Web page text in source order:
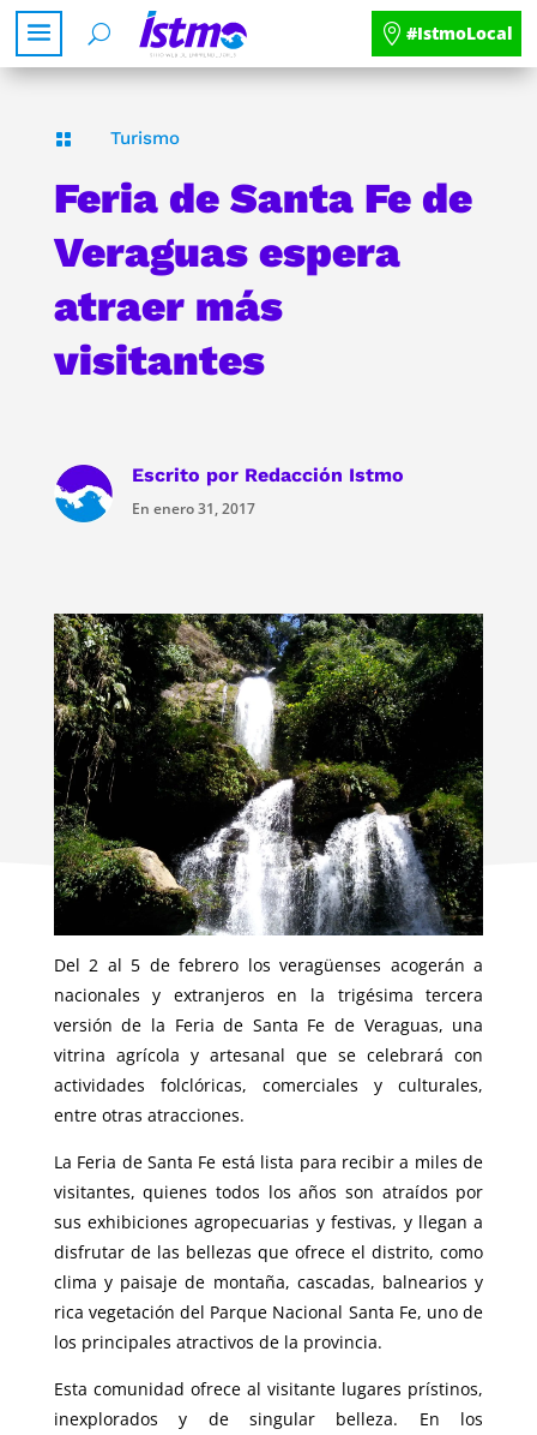
#IstmoLocal
 Turismo
Feria de Santa Fe de
Veraguas espera
atraer más
visitantes
Escrito por Redacción Istmo
En enero 31, 2017
Del 2 al 5 de febrero los veragüenses acogerán a
nacionales y extranjeros en la trigésima tercera
versión de la Feria de Santa Fe de Veraguas, una
vitrina agrícola y artesanal que se celebrará con
actividades folclóricas, comerciales y culturales,
entre otras atracciones.
La Feria de Santa Fe está lista para recibir a miles de
visitantes, quienes todos los años son atraídos por
sus exhibiciones agropecuarias y festivas, y llegan a
disfrutar de las bellezas que ofrece el distrito, como
clima y paisaje de montaña, cascadas, balnearios y
rica vegetación del Parque Nacional Santa Fe, uno de
los principales atractivos de la provincia.
Esta comunidad ofrece al visitante lugares prístinos,
inexplorados y de singular belleza. En los